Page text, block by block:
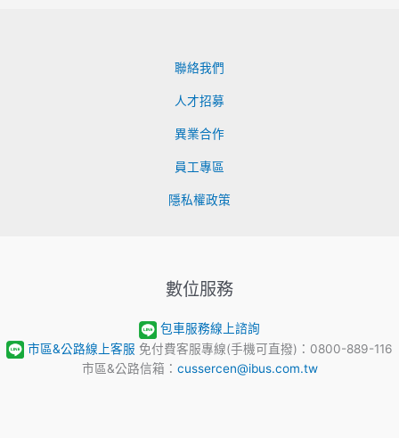
聯絡我們
人才招募
異業合作
員工專區
隱私權政策
數位服務
包車服務線上諮詢
市區&公路線上客服 免付費客服專線(手機可直撥)：0800-889-116
市區&公路信箱： cussercen@ibus.com.tw